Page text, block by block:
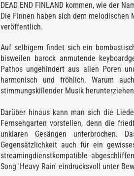
DEAD END FINLAND kommen, wie der
Die Finnen haben sich dem
veröffentlich.
Auf selbigem findet sich ein
bisweilen barock anmutende
Pathos ungehindert aus allen Poren
harmonisch und fröhlich. Warum
stimmungskillender Musik
Darüber hinaus kann man sich die
Fernsehgarten vorstellen, denn die
unklaren Gesängen unterbrochen.
Gegensätzlichkeit auch für ein
streamingdienstkompatible
Song 'Heavy Rain' eindrucksvoll unter